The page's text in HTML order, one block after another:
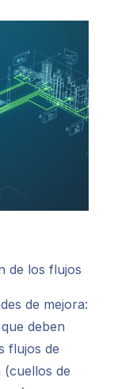
de los flujos
de mejora:
deben
flujos de
de